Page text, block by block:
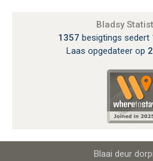
Bladsy
1357 besigtings sedert
Laas opgedateer op
Blaai deur